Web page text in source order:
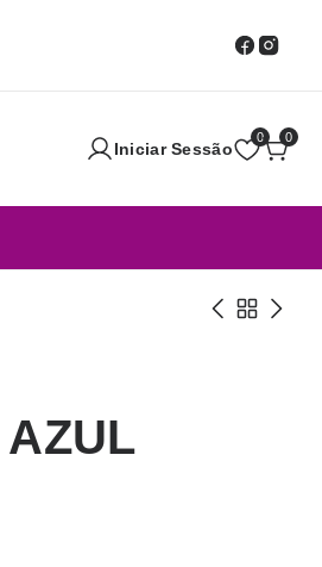
Iniciar Sessão
0 0